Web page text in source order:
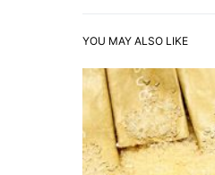
YOU MAY ALSO LIKE